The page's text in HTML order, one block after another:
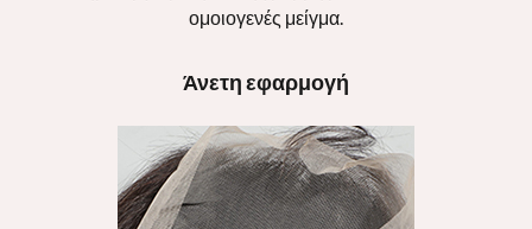
ομοιογενές μείγμα.
Άνετη εφαρμογή